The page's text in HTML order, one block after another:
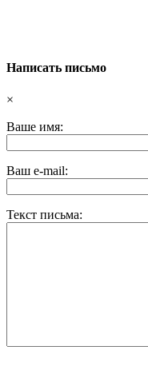
Написать письмо
×
Ваше имя:
Ваш e-mail:
Текст письма: